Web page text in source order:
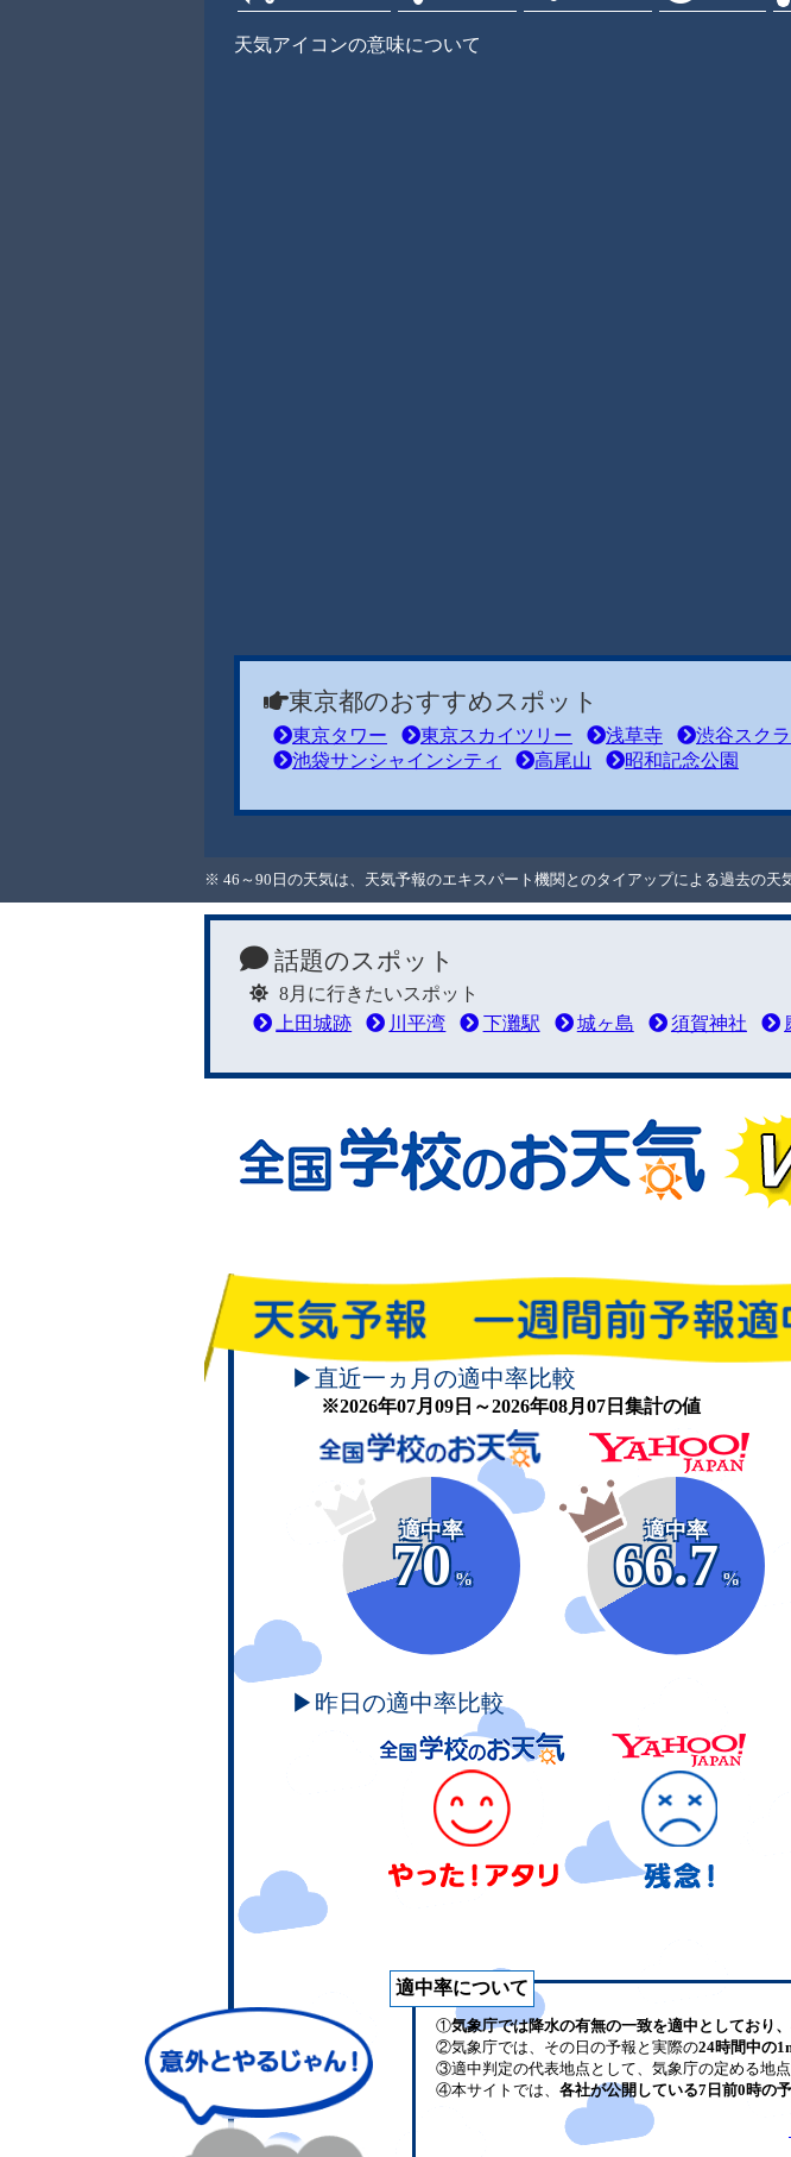
天気アイコンの意味について
東京都のおすすめスポット
東京タワー 東京スカイツリー 浅草寺 渋谷スク
池袋サンシャインシティ
高尾山 昭和記念公園
※ 46～90日の天気は、天気予報のエキスパート機関とのタイアップによる過去の天
話題のスポット
8月に行きたいスポット
上田城跡
川平湾 下灘駅 城ヶ島 須賀神社
▶直近一ヵ月の適中率比較
※2026年07月09日～2026年08月07日集計の値
適中率
70
%
適中率
66.7
%
▶昨日の適中率比較
適中率について
①気象庁では降水の有無の一致を適中としており、
②気象庁では、その日の予報と実際の24時間中の
③適中判定の代表地点として、気象庁の定める地
④本サイトでは、 各社が公開している7日前0時の